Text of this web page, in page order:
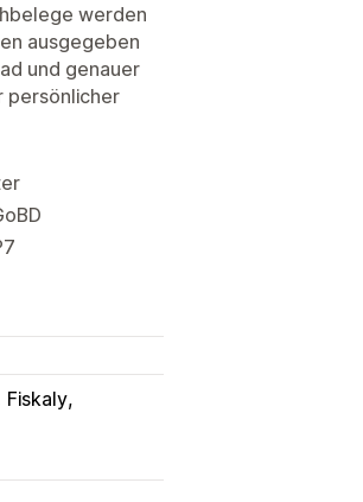
werden
ausgegeben
und genauer
persönlicher
Fiskaly